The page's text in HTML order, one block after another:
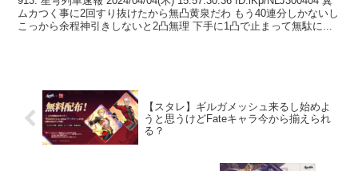
ムカつく事に2回すり抜けたから無凸黄泉だわ もう40連分しかないし
こっから余程神引きしないと2凸無理 下手に1凸で止まって無駄に...
【スタレ】ギルガメッシュ来るし始めよ
うと思うけどFateキャラ今から揃えられ
る？